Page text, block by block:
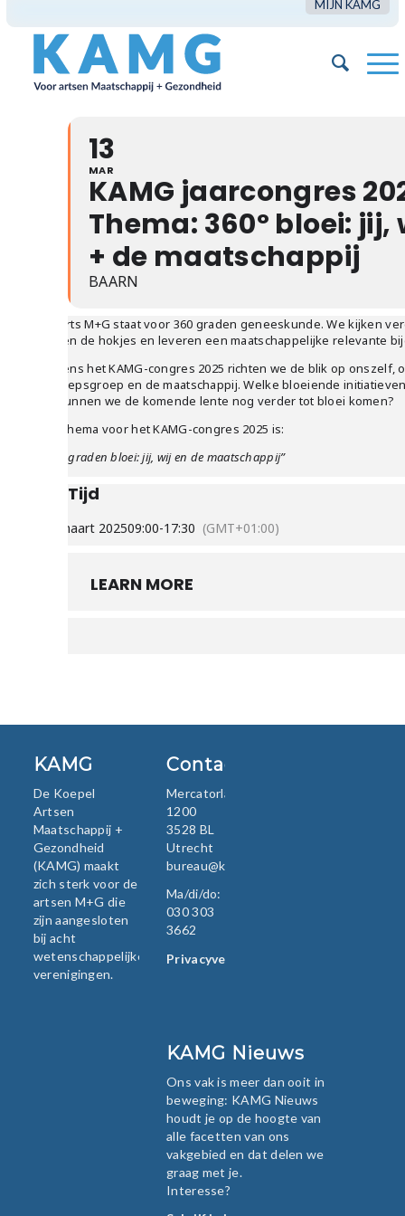
MIJN KAMG
13
MAR
KAMG jaarcongres
Thema: 360º bloei: jij,
+ de maatschappij
BAARN
De arts M+G staat voor 360 graden geneeskunde. We kijken
buiten de hokjes en leveren een maatschappelijke relevante
Tijdens het KAMG-congres 2025 richten we de blik op onszelf,
beroepsgroep en de maatschappij. Welke bloeiende
En kunnen we de komende lente nog verder tot bloei komen?
Het thema voor het KAMG-congres 2025 is:
“360 graden bloei: jij, wij en de maatschappij”
Tijd
13 maart 202509:00-17:30 (GMT+01:00)
LEARN MORE
KAMG
De Koepel
Artsen
Maatschappij +
Gezondheid
(KAMG) maakt
zich sterk voor de
artsen M+G die
zijn aangesloten
bij acht
wetenschappelijke
verenigingen.
Contact
Mercatorlaan
1200
3528 BL
Utrecht
bureau@kamg.nl
Ma/di/do:
030 303
3662
Privacyverklaring
KAMG Nieuws
Ons vak is meer dan ooit in
beweging: KAMG Nieuws
houdt je op de hoogte van
alle facetten van ons
vakgebied en dat delen we
graag met je.
Interesse?